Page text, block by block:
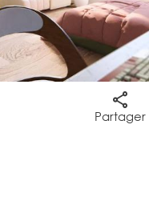
Partager